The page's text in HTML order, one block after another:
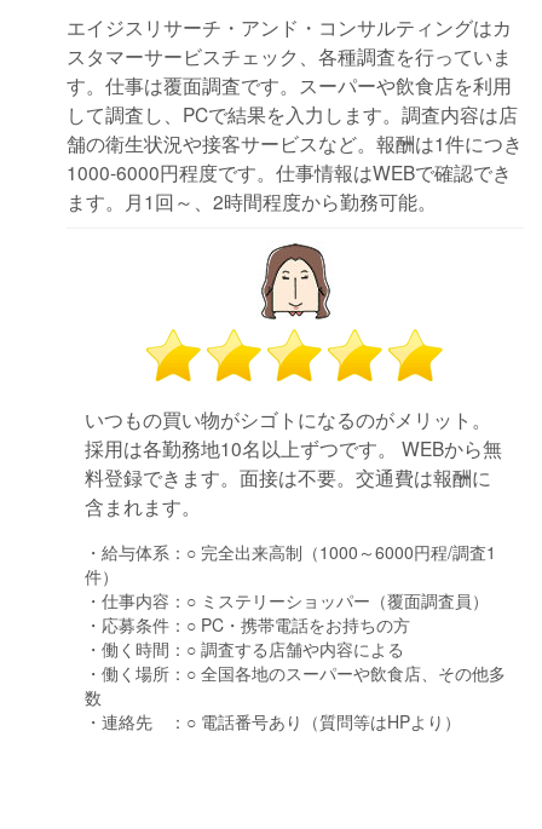
エイジスリサーチ・アンド・コンサルティングはカ
スタマーサービスチェック、各種調査を行っていま
す。仕事は覆面調査です。スーパーや飲食店を利用
して調査し、PCで結果を入力します。調査内容は店
舗の衛生状況や接客サービスなど。報酬は1件につき
1000-6000円程度です。仕事情報はWEBで確認でき
ます。月1回～、2時間程度から勤務可能。
いつもの買い物がシゴトになるのがメリット。
採用は各勤務地10名以上ずつです。 WEBから無
料登録できます。面接は不要。交通費は報酬に
含まれます。
・給与体系： ○ 完全出来高制（1000～6000円程/調査1
件）
・仕事内容： ○ ミステリーショッパー（覆面調査員）
・応募条件： ○ PC・携帯電話をお持ちの方
・働く時間： ○ 調査する店舗や内容による
・働く場所： ○ 全国各地のスーパーや飲食店、その他多
数
・連絡先 ： ○ 電話番号あり（質問等はHPより）